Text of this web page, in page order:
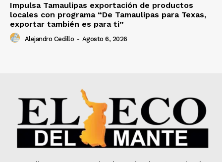
Impulsa Tamaulipas exportación de productos
locales con programa “De Tamaulipas para Texas,
exportar también es para ti”
Alejandro Cedillo - Agosto 6, 2026